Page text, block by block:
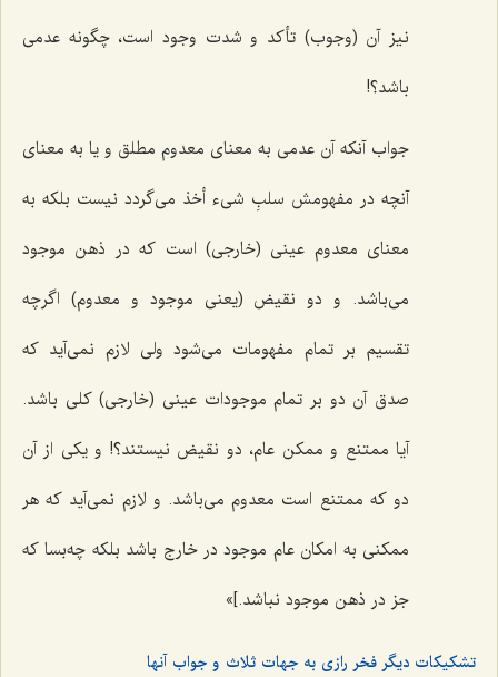
نیز آن (وجوب) تأکد و شدت وجود است، چگونه عدمی
باشد؟!
جواب آنکه آن عدمی به معنای معدوم مطلق و یا به معنای
آنچه در مفهومش سلبِ شیء أخذ می‌گردد نیست بلکه به
معنای معدوم عینی (خارجی) است که در ذهن موجود
می‌باشد. و دو نقیض (یعنی موجود و معدوم) اگرچه
تقسیم بر تمام مفهومات می‌شود ولی لازم نمی‌آید که
صدق آن دو بر تمام موجودات عینی (خارجی) کلی باشد.
آیا ممتنع و ممکن عام، دو نقیض نیستند؟! و یکی از آن
دو که ممتنع است معدوم می‌باشد. و لازم نمی‌آید که هر
ممکنی به امکان عام موجود در خارج باشد بلکه چه‌بسا که
جز در ذهن موجود نباشد.]»
تشکیکات دیگر فخر رازی به جهات ثلاث و جواب آنها